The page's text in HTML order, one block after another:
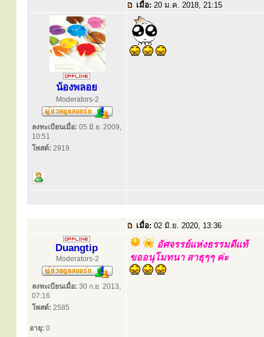
เมื่อ: 20 ม.ค. 2018, 21:15
น้องพลอย
Moderators-2
ลงทะเบียนเมื่อ: 05 มิ.ย. 2009,
10:51
โพสต์: 2919
เมื่อ: 02 มิ.ย. 2020, 13:36
Duangtip
Moderators-2
ลงทะเบียนเมื่อ: 30 ก.ย. 2013,
07:16
โพสต์: 2585
อายุ: 0
อัศจรรย์แห่งธรรมดีแท้
ขออนุโมทนา สาธุๆๆ ค่ะ